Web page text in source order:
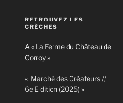
RETROUVEZ LES
CRÈCHES
A « La Ferme du Château de
Corroy »
« Marché des Créateurs //
6e E dition (2025) »